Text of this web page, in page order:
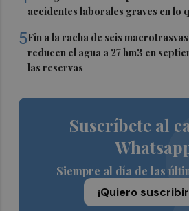
accidentes laborales graves en lo
5Fin a la racha de seis
reducen el agua a 27 hm3 en
las reservas
Suscríbete al
Siempre al día de las
¡Quiero